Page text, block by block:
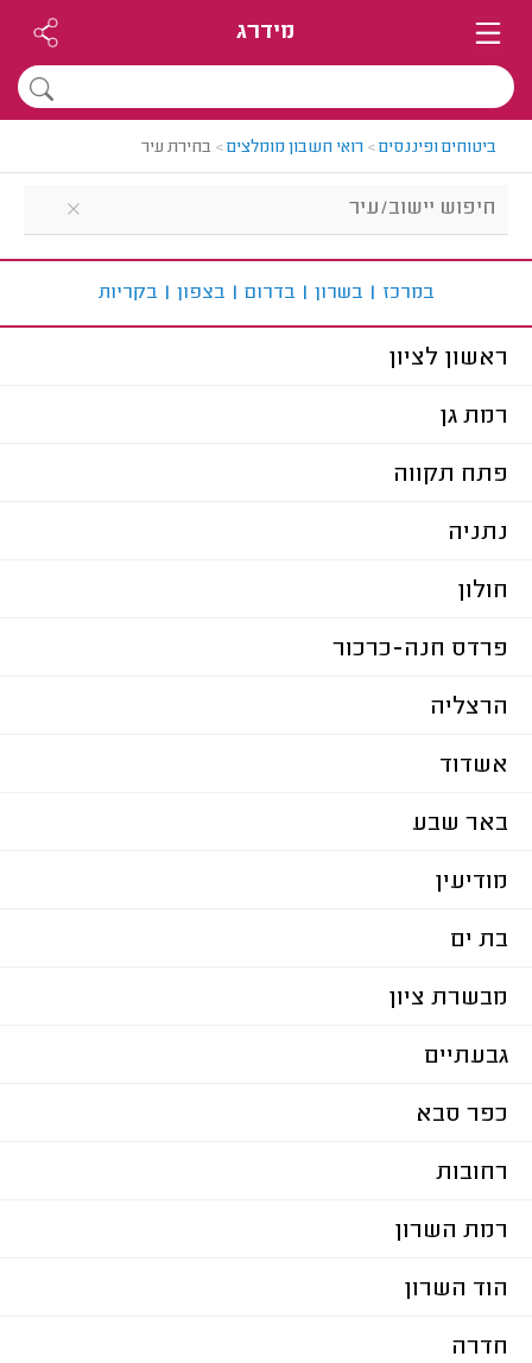
מידרג
ביטוחים ופיננסים> רואי חשבון מומלצים> בחירת עיר
במרכז | בשרון | בדרום | בצפון | בקריות
ראשון לציון
רמת גן
פתח תקווה
נתניה
חולון
פרדס חנה-כרכור
הרצליה
אשדוד
באר שבע
מודיעין
בת ים
מבשרת ציון
גבעתיים
כפר סבא
רחובות
רמת השרון
הוד השרון
חדרה